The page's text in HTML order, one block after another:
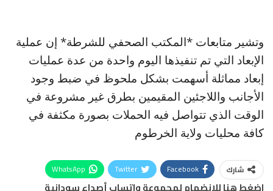
وتشير متابعات *المكتب الصحفي للشرطة* إن عملية
الإبعاد التي تم تنفيذها اليوم واحدة من عدة عمليات
إبعاد مماثلة أسهمت بشكل ملحوظ في ضبط وجود
الأجانب واللاجئين المقيمين بطرق غير مشروعة في
الوقت الذي تتواصل فيه الحملات بصورة مكثفة في
كافة محليات ولاية الخرطوم
شارك Facebook
Twitter
WhatsApp
اضغط هنا للانضمام لمجموعة واتساب أصداء سودانية